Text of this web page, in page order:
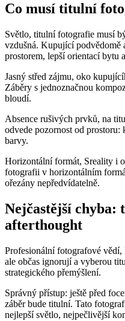
Co musí titulní
Světlo, titulní fotografie musí
vzdušná. Kupující podvědomě
prostorem, lepší orientací bytu
Jasný střed zájmu, oko
Záběry s jednoznačnou
bloudí.
Absence rušivých prvků, na
odvede pozornost od prostoru:
barvy.
Horizontální formát, Sreality i
fotografii v horizontálním
ořezány nepředvídatelně.
Nejčastější
afterthought
Profesionální fotografové
ale občas ignorují a vyberou
strategického přemýšlení.
Správný přístup: ještě před
záběr bude titulní. Tato
nejlepší světlo, nejpečlivější